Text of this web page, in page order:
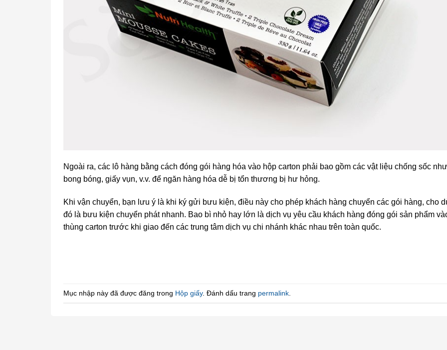
Ngoài ra, các lô hàng bằng cách đóng gói hàng hóa vào hộp carton phải bao gồm các vật liệu chống sốc như
bong bóng, giấy vụn, v.v. để ngăn hàng hóa dễ bị tổn thương bị hư hỏng.
Khi vận chuyển, bạn lưu ý là khi ký gửi bưu kiện, điều này cho phép khách hàng chuyển các gói hàng, cho
đó là bưu kiện chuyển phát nhanh. Bao bì nhỏ hay lớn là dịch vụ yêu cầu khách hàng đóng gói sản phẩm
thùng carton trước khi giao đến các trung tâm dịch vụ chi nhánh khác nhau trên toàn quốc.
Mục nhập này đã được đăng trong Hộp giấy. Đánh dấu trang permalink